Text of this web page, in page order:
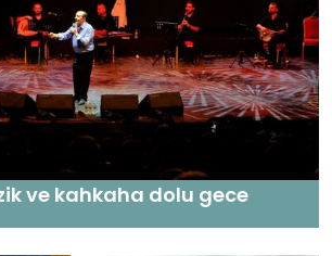
ve kahkaha dolu gece